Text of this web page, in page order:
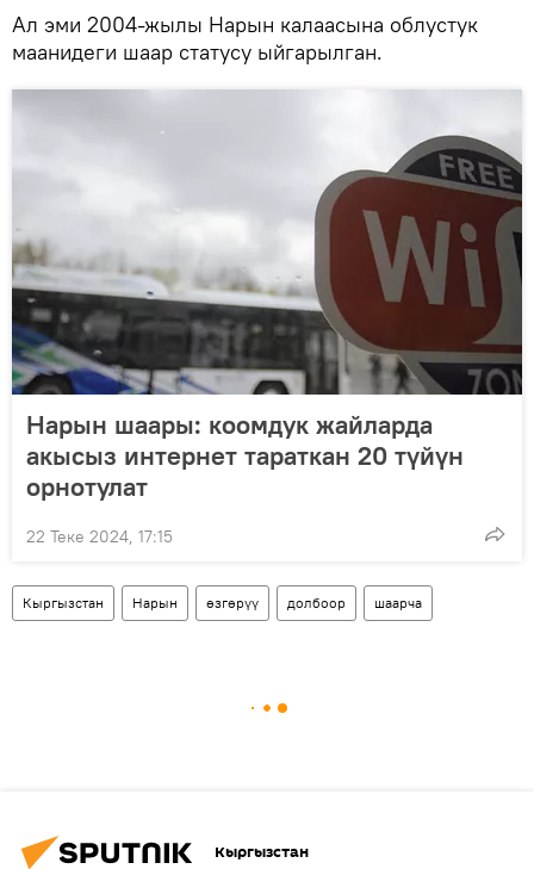
Ал эми 2004-жылы Нарын калаасына облустук
маанидеги шаар статусу ыйгарылган.
Нарын шаары: коомдук жайларда
акысыз интернет тараткан 20 түйүн
орнотулат
22 Теке 2024, 17:15
Кыргызстан Нарын өзгөрүү долбоор шаарча
Кыргызстан